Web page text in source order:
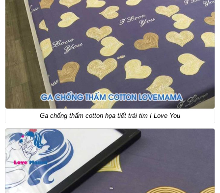
Ga chống thấm cotton họa tiết trái tim I Love You